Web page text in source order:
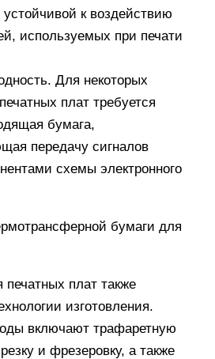
к воздействию
используемых при печати
Для некоторых
плат требуется
бумага,
передачу сигналов
схемы электронного
плат также
изготовления.
включают трафаретную
и фрезеровку, а также